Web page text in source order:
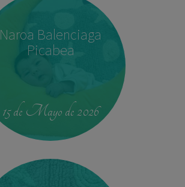
Naroa Balenciaga
Picabea
15 de Mayo de 2026